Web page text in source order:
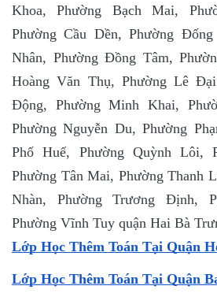
Khoa, Phường Bạch Mai,
Phường Cầu Dền, Phường
Nhân, Phường Đồng Tâm,
Hoàng Văn Thụ, Phường Lê
Động, Phường Minh Khai,
Phường Nguyễn Du, Phường
Phố Huế, Phường Quỳnh Lôi,
Phường Tân Mai, Phường Thanh
Nhàn, Phường Trương Định,
Phường Vĩnh Tuy quận Hai Bà
Lớp Học Thêm Toán Tại Quận
Lớp Học Thêm Toán Tại Quận